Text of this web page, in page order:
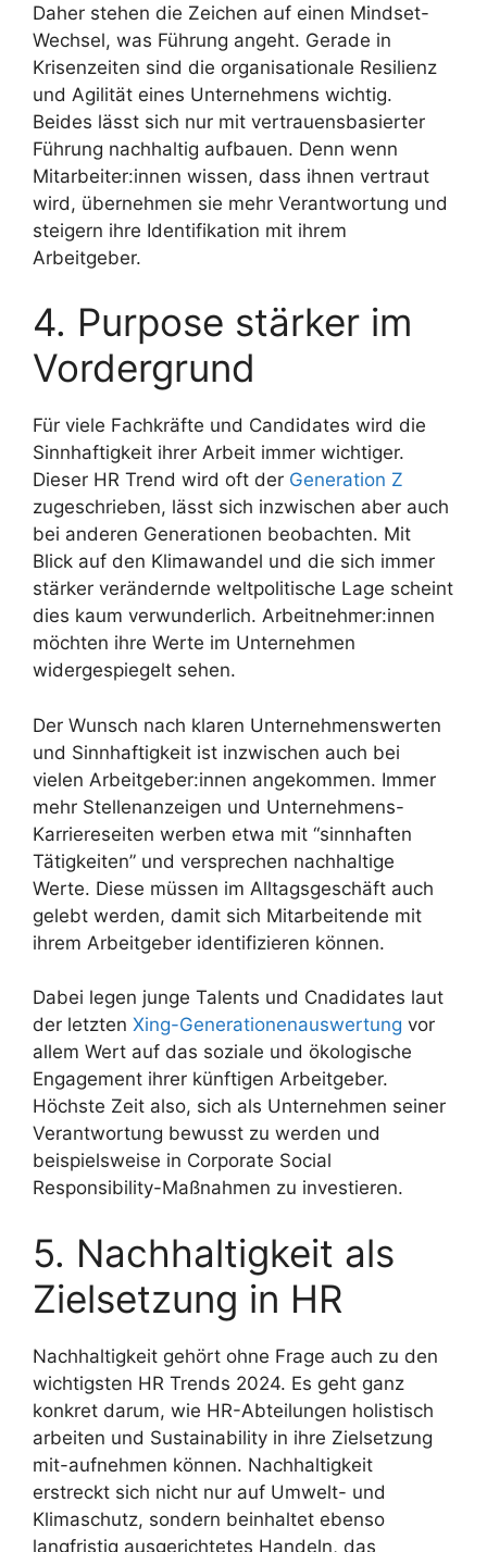
Daher stehen die Zeichen auf einen Mindset-
Wechsel, was Führung angeht. Gerade in
Krisenzeiten sind die organisationale Resilienz
und Agilität eines Unternehmens wichtig.
Beides lässt sich nur mit vertrauensbasierter
Führung nachhaltig aufbauen. Denn wenn
Mitarbeiter:innen wissen, dass ihnen vertraut
wird, übernehmen sie mehr Verantwortung und
steigern ihre Identifikation mit ihrem
Arbeitgeber.
4. Purpose stärker im
Vordergrund
Für viele Fachkräfte und Candidates wird die
Sinnhaftigkeit ihrer Arbeit immer wichtiger.
Dieser HR Trend wird oft der Generation Z
zugeschrieben, lässt sich inzwischen aber auch
bei anderen Generationen beobachten. Mit
Blick auf den Klimawandel und die sich immer
stärker verändernde weltpolitische Lage scheint
dies kaum verwunderlich. Arbeitnehmer:innen
möchten ihre Werte im Unternehmen
widergespiegelt sehen.
Der Wunsch nach klaren Unternehmenswerten
und Sinnhaftigkeit ist inzwischen auch bei
vielen Arbeitgeber:innen angekommen. Immer
mehr Stellenanzeigen und Unternehmens-
Karriereseiten werben etwa mit “sinnhaften
Tätigkeiten” und versprechen nachhaltige
Werte. Diese müssen im Alltagsgeschäft auch
gelebt werden, damit sich Mitarbeitende mit
ihrem Arbeitgeber identifizieren können.
Dabei legen junge Talents und Cnadidates laut
der letzten Xing-Generationenauswertung vor
allem Wert auf das soziale und ökologische
Engagement ihrer künftigen Arbeitgeber.
Höchste Zeit also, sich als Unternehmen seiner
Verantwortung bewusst zu werden und
beispielsweise in Corporate Social
Responsibility-Maßnahmen zu investieren.
5. Nachhaltigkeit als
Zielsetzung in HR
Nachhaltigkeit gehört ohne Frage auch zu den
wichtigsten HR Trends 2024. Es geht ganz
konkret darum, wie HR-Abteilungen holistisch
arbeiten und Sustainability in ihre Zielsetzung
mit-aufnehmen können. Nachhaltigkeit
erstreckt sich nicht nur auf Umwelt- und
Klimaschutz, sondern beinhaltet ebenso
langfristig ausgerichtetes Handeln, das